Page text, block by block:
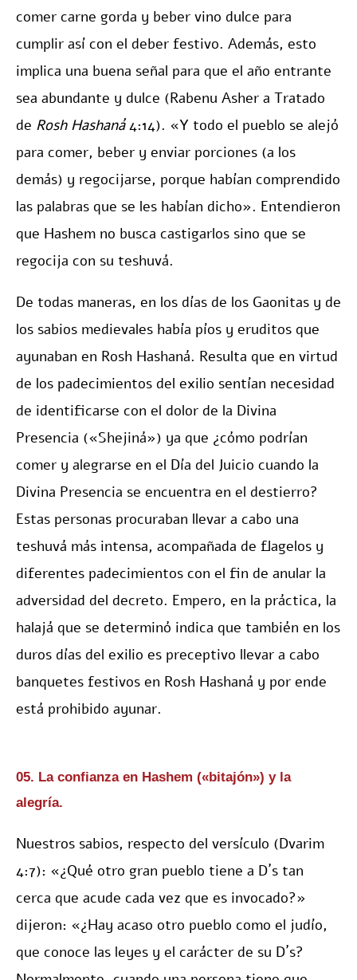
comer carne gorda y beber vino dulce para
cumplir así con el deber festivo. Además, esto
implica una buena señal para que el año entrante
sea abundante y dulce (Rabenu Asher a Tratado
de Rosh Hashaná4:14). «Y todo el pueblo se alejó
para comer, beber y enviar porciones (a los
demás) y regocijarse, porque habían comprendido
las palabras que se les habían dicho». Entendieron
que Hashem no busca castigarlos sino que se
regocija con su teshuvá.
De todas maneras, en los días de los Gaonitas y de
los sabios medievales había píos y eruditos que
ayunaban en Rosh Hashaná. Resulta que en virtud
de los padecimientos del exilio sentían necesidad
de identificarse con el dolor de la Divina
Presencia («Shejiná») ya que ¿cómo podrían
comer y alegrarse en el Día del Juicio cuando la
Divina Presencia se encuentra en el destierro?
Estas personas procuraban llevar a cabo una
teshuvá más intensa, acompañada de flagelos y
diferentes padecimientos con el fin de anular la
adversidad del decreto. Empero, en la práctica, la
halajá que se determinó indica que también en los
duros días del exilio es preceptivo llevar a cabo
banquetes festivos en Rosh Hashaná y por ende
está prohibido ayunar.
05. La confianza en Hashem («bitajón») y la
alegría.
Nuestros sabios, respecto del versículo (Dvarim
4:7): «¿Qué otro gran pueblo tiene a D´s tan
cerca que acude cada vez que es invocado?»
dijeron: «¿Hay acaso otro pueblo como el judío,
que conoce las leyes y el carácter de su D´s?